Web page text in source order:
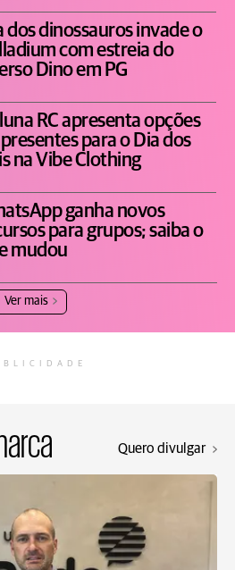
dos dinossauros invade o
com estreia do
Dino em PG
RC apresenta opções
para o Dia dos
na Vibe Clothing
ganha novos
para grupos; saiba o
mudou
Ver mais
Quero divulgar